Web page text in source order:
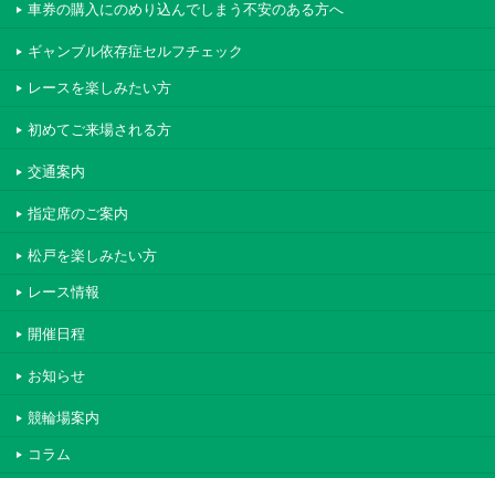
車券の購入にのめり込んでしまう不安のある方へ
ギャンブル依存症セルフチェック
レースを楽しみたい方
初めてご来場される方
交通案内
指定席のご案内
松戸を楽しみたい方
レース情報
開催日程
お知らせ
競輪場案内
コラム